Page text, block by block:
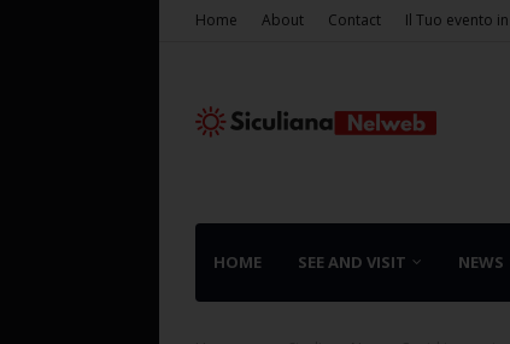
Home About Contact Il Tuo evento
HOME SEE AND VISIT NEWS